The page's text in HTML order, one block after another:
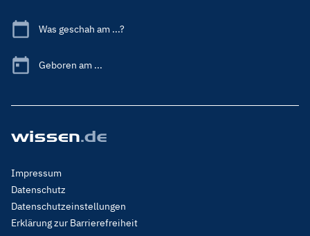
Was geschah am ...?
Geboren am ...
Footer
Menu
Legal
Impressum
Datenschutz
Datenschutzeinstellungen
Erklärung zur Barrierefreiheit